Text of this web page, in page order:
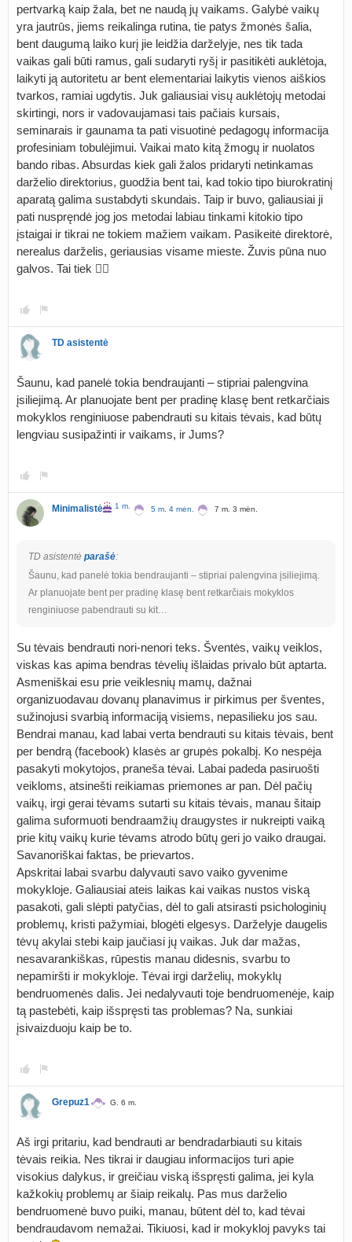
pertvarką kaip žala, bet ne naudą jų vaikams. Galybė vaikų
yra jautrūs, jiems reikalinga rutina, tie patys žmonės šalia,
bent daugumą laiko kurį jie leidžia darželyje, nes tik tada
vaikas gali būti ramus, gali sudaryti ryšį ir pasitikėti auklėtoja,
laikyti ją autoritetu ar bent elementariai laikytis vienos aiškios
tvarkos, ramiai ugdytis. Juk galiausiai visų auklėtojų metodai
skirtingi, nors ir vadovaujamasi tais pačiais kursais,
seminarais ir gaunama ta pati visuotinė pedagogų informacija
profesiniam tobulėjimui. Vaikai mato kitą žmogų ir nuolatos
bando ribas. Absurdas kiek gali žalos pridaryti netinkamas
darželio direktorius, guodžia bent tai, kad tokio tipo biurokratinį
aparatą galima sustabdyti skundais. Taip ir buvo, galiausiai ji
pati nuspręndė jog jos metodai labiau tinkami kitokio tipo
įstaigai ir tikrai ne tokiem mažiem vaikam. Pasikeitė direktorė,
nerealus darželis, geriausias visame mieste. Žuvis pūna nuo
galvos. Tai tiek 🤷‍♀️
TD asistentė
Šaunu, kad panelė tokia bendraujanti – stipriai palengvina
įsiliejimą. Ar planuojate bent per pradinę klasę bent retkarčiais
mokyklos renginiuose pabendrauti su kitais tėvais, kad būtų
lengviau susipažinti ir vaikams, ir Jums?
Minimalistė 1 m. 5 m. 4 mėn. 7 m. 3 mėn.
TD asistentė parašė:
Šaunu, kad panelė tokia bendraujanti – stipriai palengvina įsiliejimą.
Ar planuojate bent per pradinę klasę bent retkarčiais mokyklos
renginiuose pabendrauti su kit…
Su tėvais bendrauti nori-nenori teks. Šventės, vaikų veiklos,
viskas kas apima bendras tėvelių išlaidas privalo būt aptarta.
Asmeniškai esu prie veiklesnių mamų, dažnai
organizuodavau dovanų planavimus ir pirkimus per šventes,
sužinojusi svarbią informaciją visiems, nepasilieku jos sau.
Bendrai manau, kad labai verta bendrauti su kitais tėvais, bent
per bendrą (facebook) klasės ar grupės pokalbį. Ko nespėja
pasakyti mokytojos, praneša tėvai. Labai padeda pasiruošti
veikloms, atsinešti reikiamas priemones ar pan. Dėl pačių
vaikų, irgi gerai tėvams sutarti su kitais tėvais, manau šitaip
galima suformuoti bendraamžių draugystes ir nukreipti vaiką
prie kitų vaikų kurie tėvams atrodo būtų geri jo vaiko draugai.
Savanoriškai faktas, be prievartos.
Apskritai labai svarbu dalyvauti savo vaiko gyvenime
mokykloje. Galiausiai ateis laikas kai vaikas nustos viską
pasakoti, gali slėpti patyčias, dėl to gali atsirasti psichologinių
problemų, kristi pažymiai, blogėti elgesys. Darželyje daugelis
tėvų akylai stebi kaip jaučiasi jų vaikas. Juk dar mažas,
nesavarankiškas, rūpestis manau didesnis, svarbu to
nepamiršti ir mokykloje. Tėvai irgi darželių, mokyklų
bendruomenės dalis. Jei nedalyvauti toje bendruomenėje, kaip
tą pastebėti, kaip išspręsti tas problemas? Na, sunkiai
įsivaizduoju kaip be to.
Grepuz1 G. 6 m.
Aš irgi pritariu, kad bendrauti ar bendradarbiauti su kitais
tėvais reikia. Nes tikrai ir daugiau informacijos turi apie
visokius dalykus, ir greičiau viską išspręsti galima, jei kyla
kažkokių problemų ar šiaip reikalų. Pas mus darželio
bendruomenė buvo puiki, manau, būtent dėl to, kad tėvai
bendraudavom nemažai. Tikiuosi, kad ir mokykloj pavyks tai